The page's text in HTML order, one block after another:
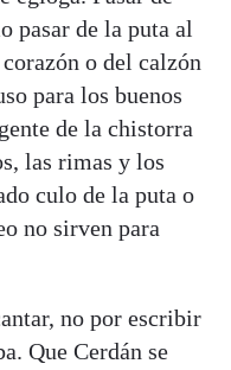
pasar de la puta al
o del calzón
para los buenos
de la chistorra
las rimas y los
culo de la puta o
no sirven para
no por escribir
Que Cerdán se